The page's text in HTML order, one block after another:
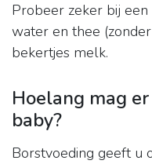
Probeer zeker bij een
water en thee
bekertjes melk.
Hoelang mag
baby?
Borstvoeding geeft u